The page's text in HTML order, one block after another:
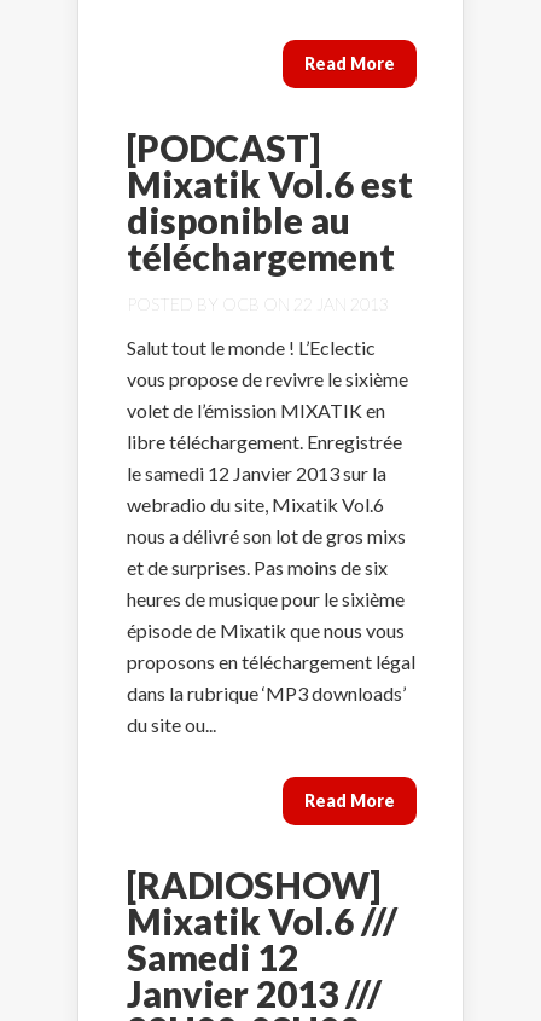
Read More
[PODCAST]
Mixatik Vol.6 est
disponible au
téléchargement
POSTED BY OCB ON 22 JAN 2013
Salut tout le monde ! L’Eclectic
vous propose de revivre le sixième
volet de l’émission MIXATIK en
libre téléchargement. Enregistrée
le samedi 12 Janvier 2013 sur la
webradio du site, Mixatik Vol.6
nous a délivré son lot de gros mixs
et de surprises. Pas moins de six
heures de musique pour le sixième
épisode de Mixatik que nous vous
proposons en téléchargement légal
dans la rubrique ‘MP3 downloads’
du site ou...
Read More
[RADIOSHOW]
Mixatik Vol.6 ///
Samedi 12
Janvier 2013 ///